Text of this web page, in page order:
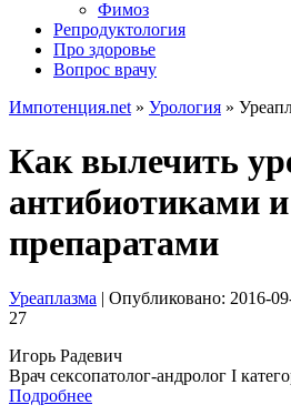
Фимоз
Репродуктология
Про здоровье
Вопрос врачу
Импотенция.net » Урология »
Как вылечить
антибиотиками
препаратами
Уреаплазма | Опубликовано: 2016-
27
Игорь Радевич
Врач сексопатолог-андролог I
Подробнее